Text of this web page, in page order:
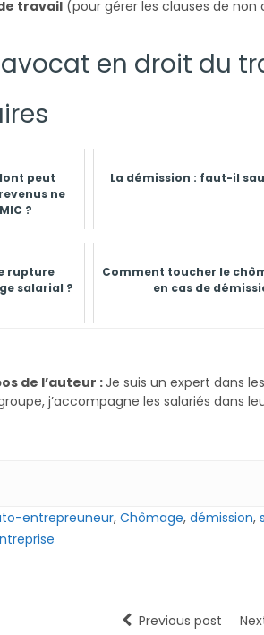
travail (pour gérer les clauses de
en droit du
peut
ne
?
La démission : faut-il
rupture
salarial ?
Comment toucher le
en cas de
de l’auteur :Je suis un expert dans
j’accompagne les salariés dans
entrepreuneur, Chômage, démission,
Previous post